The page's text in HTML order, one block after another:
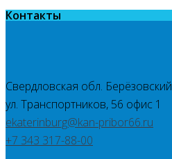
Контакты
Свердловская обл. Берёзовский
ул. Транспортников, 56 офис 1
ekaterinburg@kan-pribor66.ru
+7 343 317-88-00